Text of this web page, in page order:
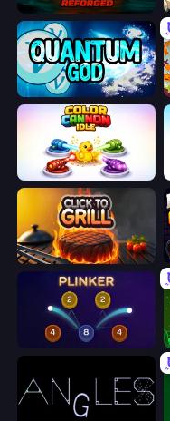
Flywheel Incremental: Reforged
Quantum God
Color Cannon Idle
Click To Grill
Plinker